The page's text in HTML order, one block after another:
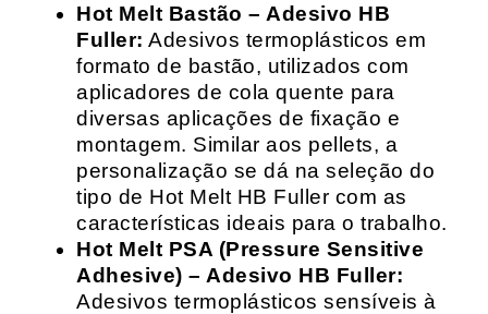
Hot Melt Bastão – Adesivo HB
Fuller: Adesivos termoplásticos em
formato de bastão, utilizados com
aplicadores de cola quente para
diversas aplicações de fixação e
montagem. Similar aos pellets, a
personalização se dá na seleção do
tipo de Hot Melt HB Fuller com as
características ideais para o trabalho.
Hot Melt PSA (Pressure Sensitive
Adhesive) – Adesivo HB Fuller:
Adesivos termoplásticos sensíveis à